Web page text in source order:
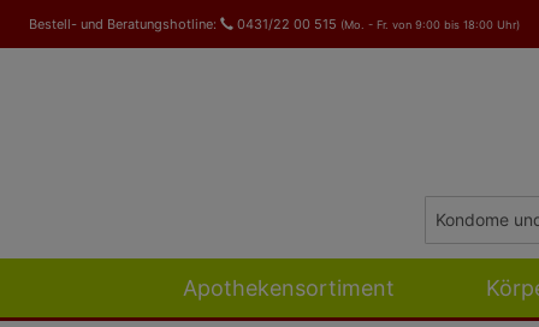
Bestell- und Beratungshotline: 0431/22 00 515 (Mo. - Fr. von 9:00 bis 18:00 Uhr)
Apothekensortiment